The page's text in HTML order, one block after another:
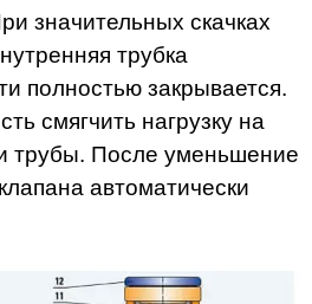
значительных скачках
трубка
полностью закрывается.
смягчить нагрузку на
трубы. После уменьшение
автоматически